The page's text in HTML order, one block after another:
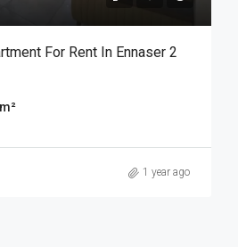
For Rent In Ennaser 2
m²
1 year ago